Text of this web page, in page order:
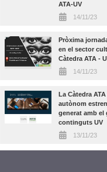
ATA-UV
14/11/23
Pròxima
en el sector
Càtedra ATA -
14/11/23
La Càtedra
autònom
generat amb el
continguts UV
13/11/23